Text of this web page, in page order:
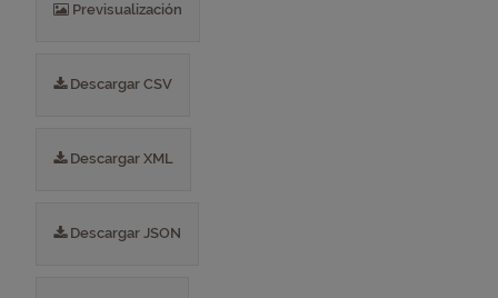
Previsualización
Descargar CSV
Descargar XML
Descargar JSON